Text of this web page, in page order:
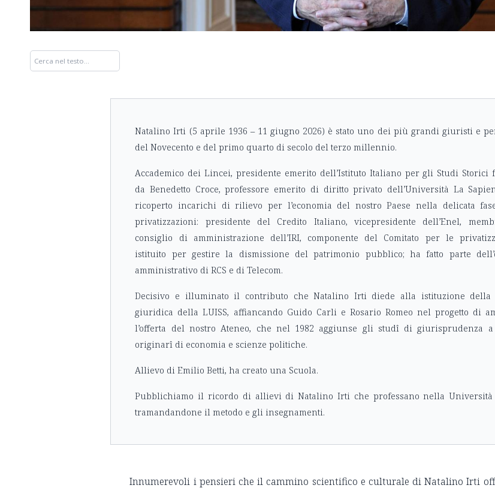
Natalino Irti (5 aprile 1936 – 11 giugno 2026) è stato uno dei più grandi giuristi e
del Novecento e del primo quarto di secolo del terzo millennio.
Accademico dei Lincei, presidente emerito dell’Istituto Italiano per gli Studi Storici
da Benedetto Croce, professore emerito di diritto privato dell’Università La
ricoperto incarichi di rilievo per l’economia del nostro Paese nella delicata
privatizzazioni: presidente del Credito Italiano, vicepresidente dell’Enel,
consiglio di amministrazione dell’IRI, componente del Comitato per le
istituito per gestire la dismissione del patrimonio pubblico; ha fatto parte
amministrativo di RCS e di Telecom.
Decisivo e illuminato il contributo che Natalino Irti diede alla istituzione della
giuridica della LUISS, affiancando Guido Carli e Rosario Romeo nel progetto di
l’offerta del nostro Ateneo, che nel 1982 aggiunse gli studî di giurisprudenza
originarî di economia e scienze politiche.
Allievo di Emilio Betti, ha creato una Scuola.
Pubblichiamo il ricordo di allievi di Natalino Irti che professano nella Università
tramandandone il metodo e gli insegnamenti.
Innumerevoli i pensieri che il cammino scientifico e culturale di Natalino Irti